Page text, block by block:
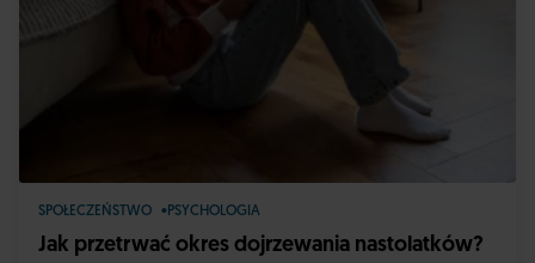
SPOŁECZEŃSTWO PSYCHOLOGIA
Jak przetrwać okres dojrzewania nastolatków?